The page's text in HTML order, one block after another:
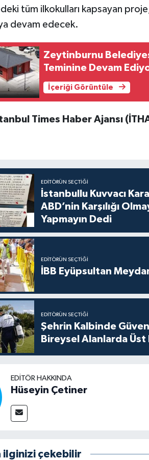
tüm ilkokulları kapsayan
devam edecek.
Zeytinburnu
Teminine Devam
İçeriği Görüntüle
Times Haber Ajansı
EDITÖRÜN SEÇTIĞI
İstanbullu Kuvvacı
ABD’nin Karşılığı
Yapmayın Dedi
EDITÖRÜN SEÇTIĞI
İBB Eyüpsultan
EDITÖRÜN SEÇTIĞI
Şehrin Kalbinde
Bireysel Alanlarda
EDITÖR HAKKINDA
Hüseyin Çetiner
ilginizi çekebilir